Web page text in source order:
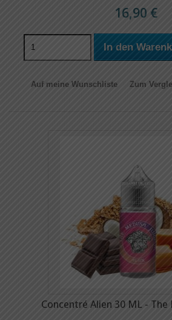
16,90 €
In den
Auf meine Wunschliste Zum
Concentré Alien 30 ML - The